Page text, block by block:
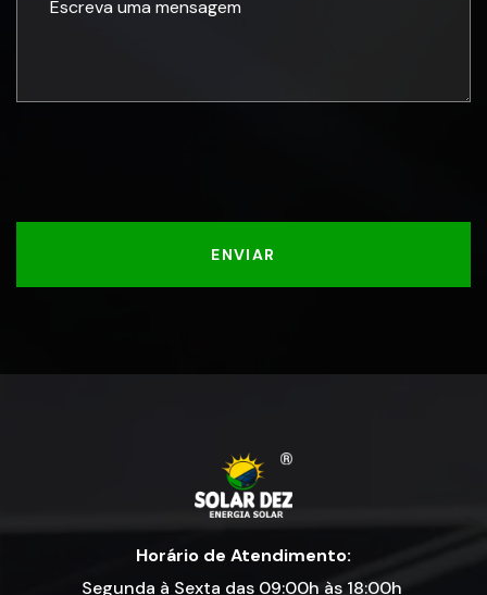
ENVIAR
Horário de Atendimento:
Segunda à Sexta das 09:00h às 18:00h